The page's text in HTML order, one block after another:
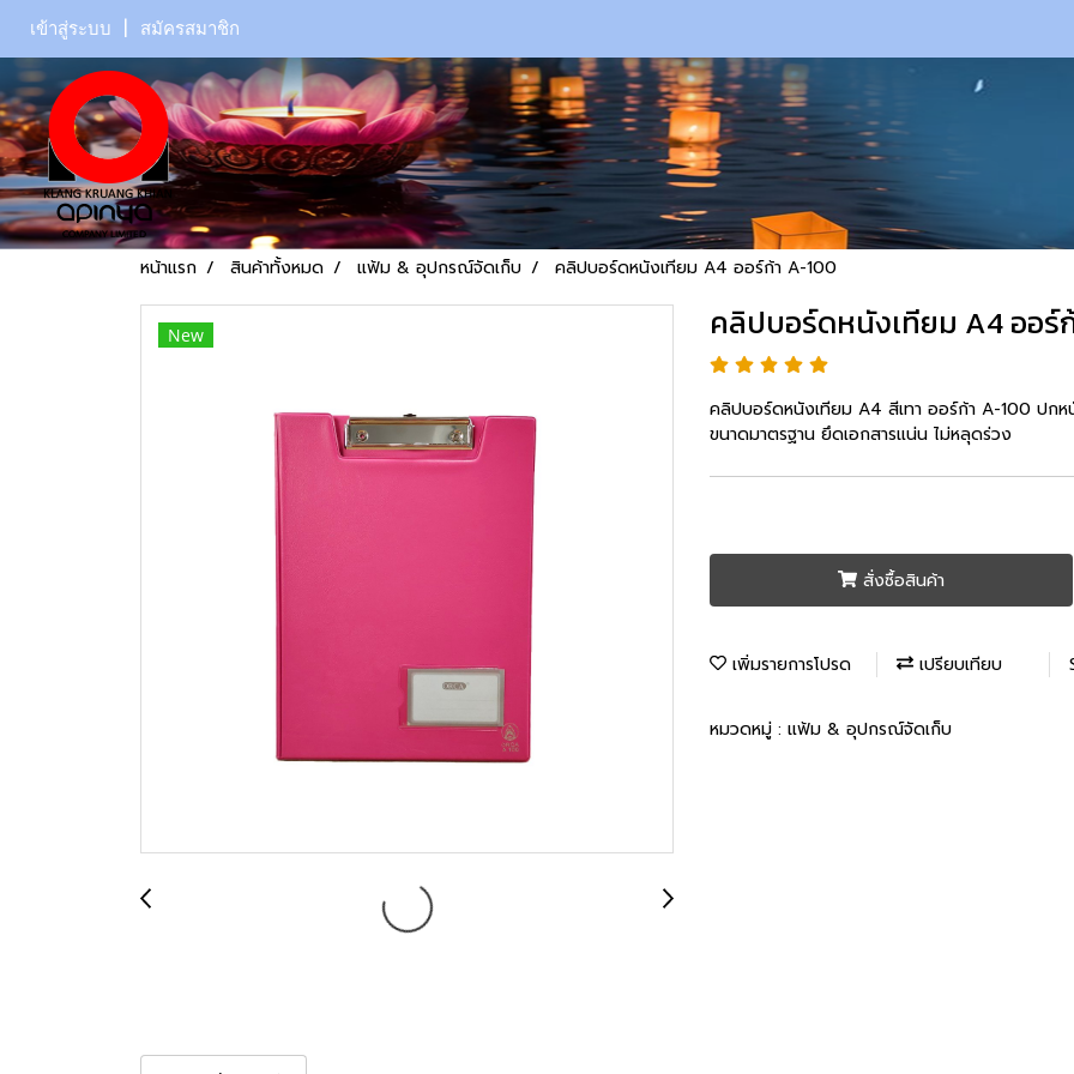
เข้าสู่ระบบ สมัครสมาชิก
หน้าแรก สินค้าทั้งหมด แฟ้ม & อุปกรณ์จัดเก็บ คลิปบอร์ดหนังเทียม A4 ออร์ก้า A-100
New คลิปบอร์ดหนังเทียม A4 ออร์
คลิปบอร์ดหนังเทียม A4 สีเทา ออร์ก้า A-100 ปกห
ขนาดมาตรฐาน ยึดเอกสารแน่น ไม่หลุดร่วง
สั่งซื้อสินค้า
เพิ่มรายการโปรด เปรียบเทียบ
หมวดหมู่ : แฟ้ม & อุปกรณ์จัดเก็บ